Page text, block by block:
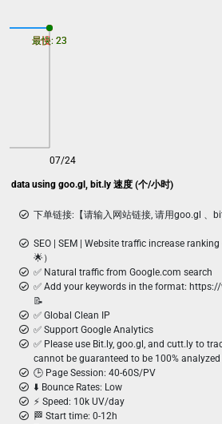
data using goo.gl, bit.ly 速度 (个/小时)
07/24
最慢: 23
最快: 23
下单链接:【请输入网站链接, 请用goo.gl 、
SEO | SEM | Website traffic increase
🌟）
✅ Natural traffic from Google.com search
✅ Add your keywords in the format:
📝
✅ Global Clean IP
✅ Support Google Analytics
✅ Please use Bit.ly, goo.gl, and cutt.ly to
cannot be guaranteed to be 100% analyzed
🕒 Page Session: 40-60S/PV
⬇️ Bounce Rates: Low
⚡ Speed: 10k UV/day
🏁 Start time: 0-12h